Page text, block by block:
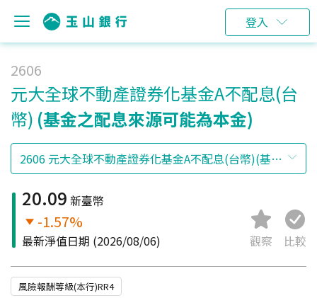
登入
2606
元大全球不動產證券化基金A不配息(台
幣) (基金之配息來源可能為本金)
20.09 新臺幣
-1.57%
最新淨值日期 (2026/08/06) 觀察 比較
風險報酬等級(本行)RR4